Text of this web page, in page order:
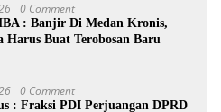
0 Comment
: Banjir Di Medan Kronis,
Harus Buat Terobosan Baru
0 Comment
: Fraksi PDI Perjuangan DPRD